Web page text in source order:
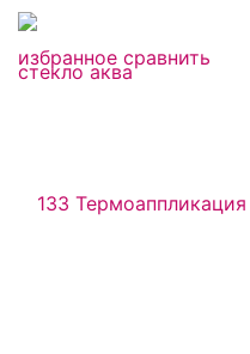
избранное сравнить